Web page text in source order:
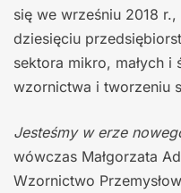
się we wrześniu 2018
dziesięciu
sektora mikro, małych
wzornictwa i tworzeniu
Jesteśmy w erze
wówczas Małgorzata
Wzornictwo